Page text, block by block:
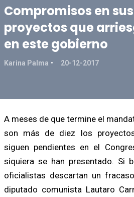
Compromisos en
proyectos que
en este gobierno
Karina Palma 20-12-2017
A meses de que termine el
son más de diez los
siguen pendientes en el
siquiera se han presentado. Si
oficialistas descartan un
diputado comunista Lautaro